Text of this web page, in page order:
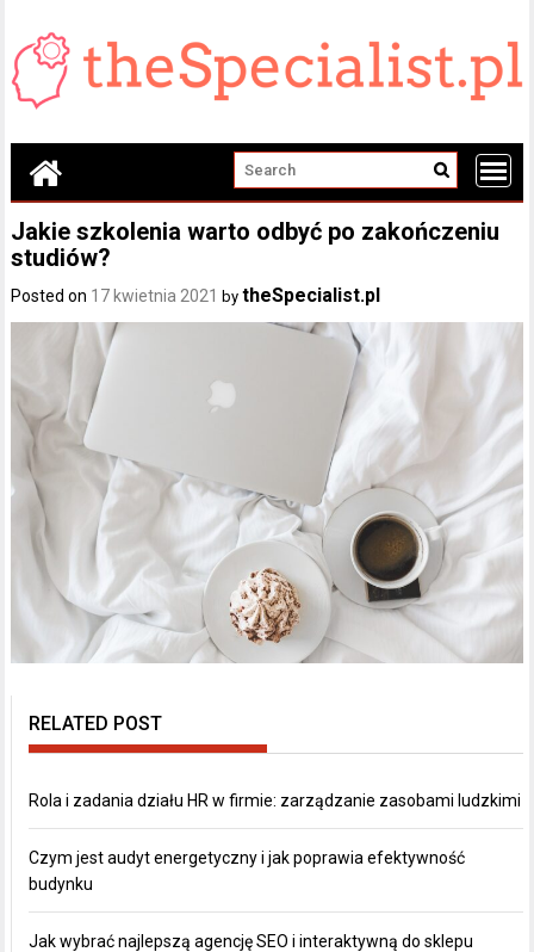
content
Jakie szkolenia warto odbyć po zakończeniu
studiów?
Posted on 17 kwietnia 2021 bytheSpecialist.pl
RELATED POST
Rola i zadania działu HR w firmie: zarządzanie zasobami ludzkimi
Czym jest audyt energetyczny i jak poprawia efektywność
budynku
Jak wybrać najlepszą agencję SEO i interaktywną do sklepu